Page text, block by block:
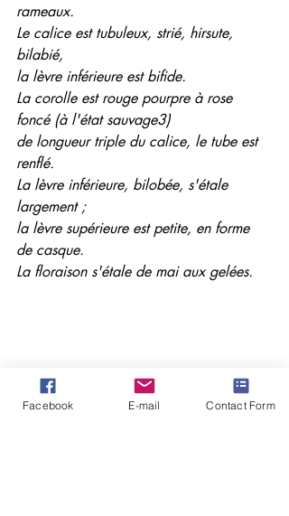
rameaux.
Le calice est tubuleux, strié, hirsute,
bilabié,
la lèvre inférieure est bifide.
La corolle est rouge pourpre à rose
foncé (à l'état sauvage3)
de longueur triple du calice, le tube est
renflé.
La lèvre inférieure, bilobée, s'étale
largement ;
la lèvre supérieure est petite, en forme
de casque.
La floraison s'étale de mai aux gelées.
Facebook E-mail Contact Form